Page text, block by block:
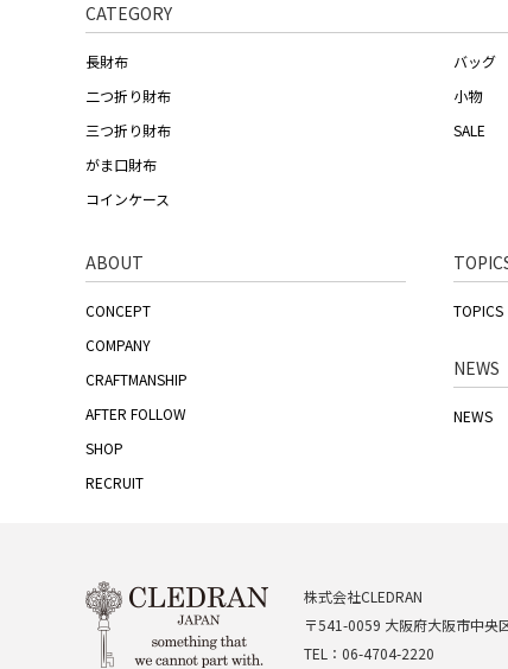
CATEGORY
長財布
二つ折り財布
三つ折り財布
がま口財布
コインケース
バッグ
小物
SALE
ABOUT
CONCEPT
COMPANY
CRAFTMANSHIP
AFTER FOLLOW
SHOP
RECRUIT
TOPICS
NEWS
NEWS
株式会社CLEDRAN
〒541-0059 大阪府大阪市中央
TEL：06-4704-2220